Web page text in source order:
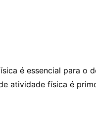
é essencial para o
atividade física é